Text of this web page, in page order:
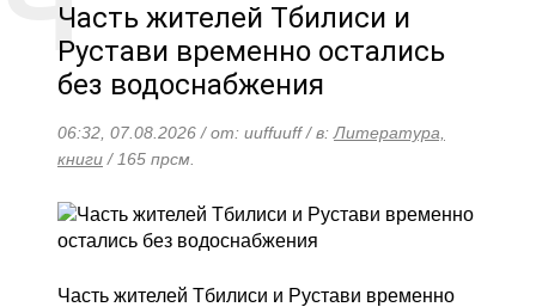
Часть жителей Тбилиси и
Рустави временно остались
без водоснабжения
06:32, 07.08.2026 / от: uuffuuff / в:Литература,
книги / 165 прсм.
Часть жителей Тбилиси и Рустави временно